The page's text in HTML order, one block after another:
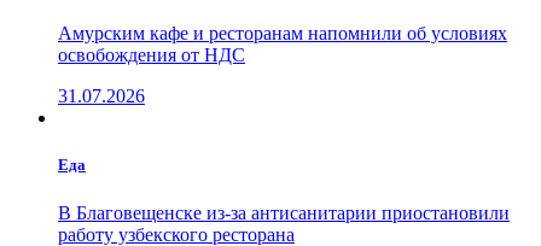
Амурским кафе и ресторанам напомнили об условиях
освобождения от НДС
31.07.2026
Еда
В Благовещенске из-за антисанитарии приостановили
работу узбекского ресторана